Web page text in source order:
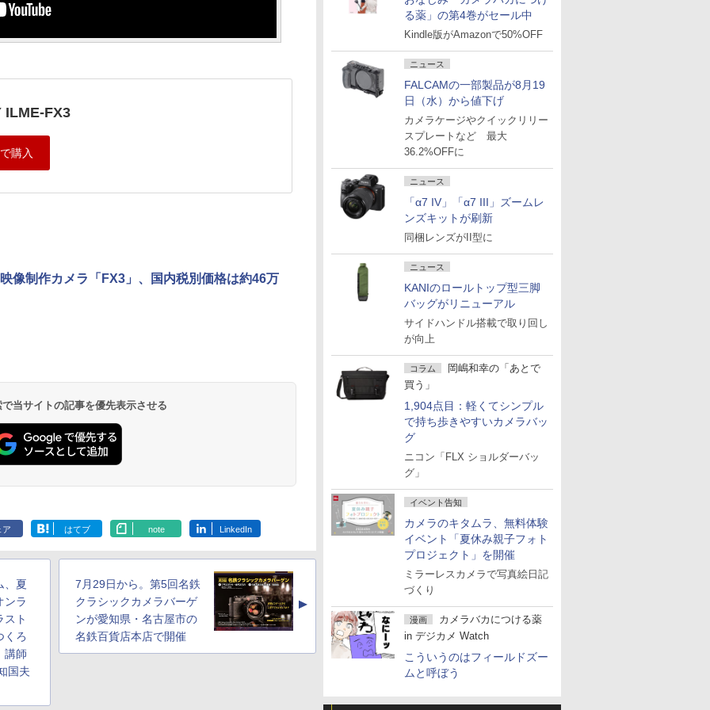
る薬」の第4巻がセール中
Kindle版がAmazonで50%OFF
ニュース
FALCAMの一部製品が8月19
日（水）から値下げ
カメラケージやクイックリリー
スプレートなど 最大
36.2%OFFに
ニュース
「α7 IV」「α7 III」ズームレ
ンズキットが刷新
同梱レンズがII型に
ニュース
KANIのロールトップ型三脚
バッグがリニューアル
サイドハンドル搭載で取り回し
が向上
コラム
岡嶋和幸の「あとで
買う」
1,904点目：軽くてシンプル
で持ち歩きやすいカメラバッ
グ
ニコン「FLX ショルダーバッ
グ」
イベント告知
カメラのキタムラ、無料体験
イベント「夏休み親子フォト
プロジェクト」を開催
ミラーレスカメラで写真絵日記
づくり
漫画
カメラバカにつける薬
in デジカメ Watch
こういうのはフィールドズー
ムと呼ぼう
ILME-FX3
像制作カメラ「FX3」、国内税別価格は約46万
当サイトの記事を優先表示させる
ア はてブ note LinkedIn
、夏
ンラ
スト
くろ
講師
国夫
7月29日から。第5回名鉄
クラシックカメラバーゲ
ンが愛知県・名古屋市の
名鉄百貨店本店で開催
▲